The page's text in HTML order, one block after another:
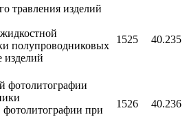
травления изделий
полупроводниковых
изделий
1525 40.235
фотолитографии
при
1526 40.236